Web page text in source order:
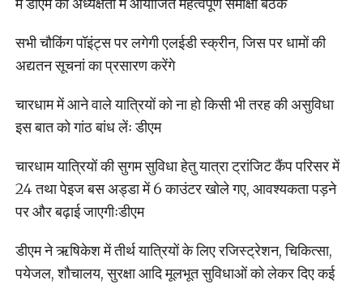
सभी चौकिंग पॉइंट्स पर लगेगी एलईडी स्क्रीन, जिस पर धामों की
अद्यतन सूचनां का प्रसारण करेंगे
चारधाम में आने वाले यात्रियों को ना हो किसी भी तरह की असुविधा
इस बात को गांठ बांध लेंः डीएम
चारधाम यात्रियों की सुगम सुविधा हेतु यात्रा ट्रांजिट कैंप परिसर में
24 तथा पेइज बस अड्डा में 6 काउंटर खोले गए, आवश्यकता पड़ने
पर और बढ़ाई जाएगीःडीएम
डीएम ने ऋषिकेश में तीर्थ यात्रियों के लिए रजिस्ट्रेशन, चिकित्सा,
पयेजल, शौचालय, सुरक्षा आदि मूलभूत सुविधाओं को लेकर दिए कई